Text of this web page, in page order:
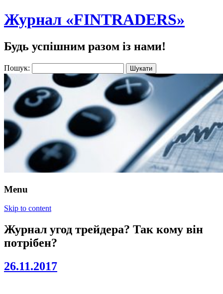
Журнал «FINTRADERS»
Будь успішним разом із нами!
Пошук:
Menu
Skip to content
Журнал угод трейдера? Так кому він
потрібен?
26.11.2017